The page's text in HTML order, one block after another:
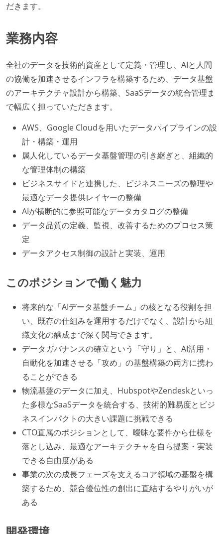
だきます。
業務内容
全社のデータを技術的資産として定義・管理し、AIと人間
の協働を加速させるインフラを構築するため、データ基盤
のアーキテクチャ設計から構築、SaaSデータの統合管理ま
で幅広く担っていただきます。
AWS、Google Cloudを用いたデータパイプラインの設
計・構築・運用
属人化しているデータ基盤管理の引き継ぎと、組織的
な管理体制の構築
ビジネスサイドと連携した、ビジネスニーズの整理や
最適なデータ提供レイヤーの整備
AIが横断的に参照可能なデータカタログの整備
データ品質の定義、監視、改善するためのプロセス策
定
データアクセス制御の設計と実装、運用
このポジションで働く魅力
将来的な「AIデータ基盤チーム」の核となる役割を担
い、既存の仕組みを運用するだけでなく、設計から組
織文化の醸成まで深く関与できます。
データガバナンスの確立という「守り」と、AI活用・
自動化を加速させる「攻め」の基盤構築の両方に携わ
ることができる
物流基盤のデータに加え、HubspotやZendeskといっ
た多様なSaaSデータを統合する、技術的難易度とビジ
ネスインパクトの大きい課題に挑戦できる
CTO直属のポジションとして、曖昧な要件から仕様を
落とし込み、最適なアーキテクチャを自ら提案・実装
できる自由度がある
事業の次の成長フェーズを支えるコア領域の基盤を構
築するため、競合優位性の創出に直結するやりがいが
ある